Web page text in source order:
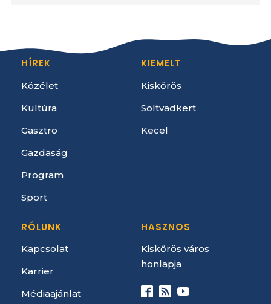
HÍREK
Közélet
Kultúra
Gasztro
Gazdaság
Program
Sport
KIEMELT
Kiskőrös
Soltvadkert
Kecel
RÓLUNK
Kapcsolat
Karrier
Médiaajánlat
HASZNOS
Kiskőrös város
honlapja